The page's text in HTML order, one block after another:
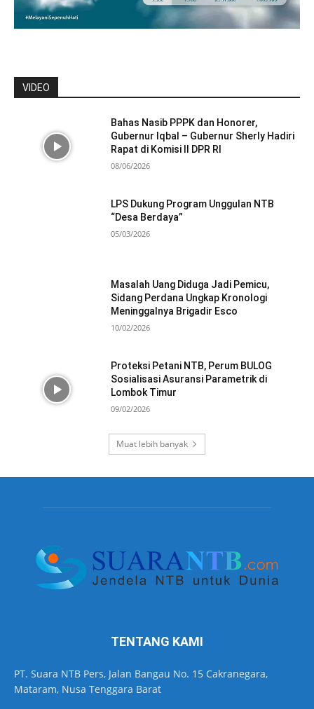
VIDEO
Bahas Nasib PPPK dan Honorer,
Gubernur Iqbal – Gubernur Sherly Hadiri
Rapat di Komisi II DPR RI
08/06/2026
LPS Dukung Program Unggulan NTB
“Desa Berdaya”
05/03/2026
Masalah Uang Diduga Jadi Pemicu,
Sidang Perdana Ungkap Kronologi
Meninggalnya Brigadir Esco
10/02/2026
Proteksi Petani NTB, Perum BULOG
Sosialisasi Asuransi Parametrik di
Lombok Timur
09/02/2026
Muat lebih banyak
TENTANG KAMI
PT. Suara NTB Pers, Jalan Bangau No. 15 Cakranegara,
Mataram, Nusa Tenggara Barat